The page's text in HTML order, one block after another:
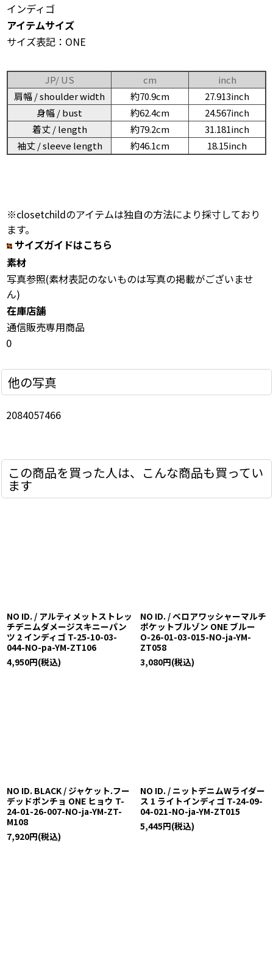
インディゴ
アイテムサイズ
サイズ表記：ONE
JP/ US cm
inch
肩幅 / shoulder width
約70.9cm
27.913inch
身幅 / bust
約62.4cm
24.567inch
着丈 / length
約79.2cm
31.181inch
袖丈 / sleeve length
約46.1cm 18.15inch
※closetchildのアイテムは独自の方法により採寸しており
ます。
サイズガイドはこちら
素材
写真参照(素材表記のないものは写真の掲載がございませ
ん)
在庫店舗
通信販売専用商品
0
他の写真
2084057466
この商品を買った人は、こんな商品も買ってい
ます
NO ID. / アルティメットストレッ
チデニムダメージスキニーパン
ツ 2 インディゴ T-25-10-03-
044-NO-pa-YM-ZT106
4,950円(税込)
NO ID. / ベロアワッシャーマルチ
ポケットブルゾン ONE ブルー
O-26-01-03-015-NO-ja-YM-
ZT058
3,080円(税込)
NO ID. BLACK / ジャケット.フー
デッドポンチョ ONE ヒョウ T-
24-01-26-007-NO-ja-YM-ZT-
M108
7,920円(税込)
NO ID. / ニットデニムWライダー
ス 1 ライトインディゴ T-24-09-
04-021-NO-ja-YM-ZT015
5,445円(税込)